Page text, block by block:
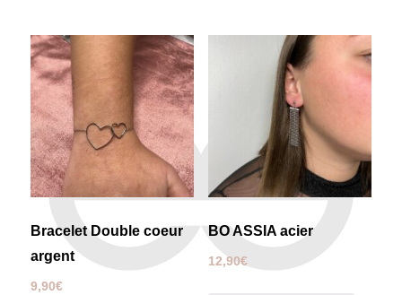
Bracelet Double coeur
argent
9,90€
BO ASSIA acier
12,90€